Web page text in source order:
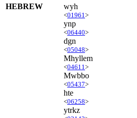
HEBREW wyh
<01961 >
ynp
<06440>
dgn
<05048>
Mhyllem
<04611 >
Mwbbo
<05437>
hte
<06258>
ytrkz